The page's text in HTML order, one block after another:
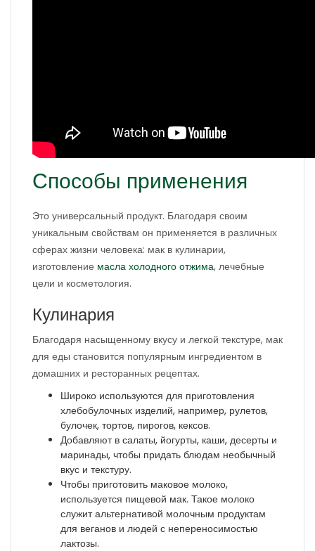
Способы применения
Это универсальный продукт. Благодаря своим
уникальным свойствам он применяется в различных
сферах жизни человека: мак в кулинарии,
изготовление масла холодного отжима, лечебные
цели и косметология.
Кулинария
Благодаря насыщенному вкусу и легкой текстуре, мак
для еды становится популярным ингредиентом в
домашних и ресторанных рецептах.
Широко используются для приготовления
хлебобулочных изделий, например, рулетов,
булочек, тортов, пирогов, кексов.
Добавляют в салаты, йогурты, каши, десерты и
маринады, чтобы придать блюдам необычный
вкус и текстуру.
Чтобы приготовить маковое молоко,
используется пищевой мак. Такое молоко
служит альтернативой молочным продуктам
для веганов и людей с непереносимостью
лактозы.